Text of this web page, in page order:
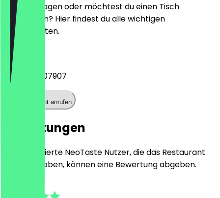
Hast du Fragen oder möchtest du einen Tisch
reservieren? Hier findest du alle wichtigen
Kontaktdaten.
Telefon
+493043607907
Restaurant anrufen
Bewertungen
Nur registrierte NeoTaste Nutzer, die das Restaurant
besucht haben, können eine Bewertung abgeben.